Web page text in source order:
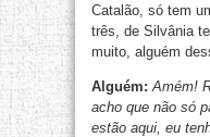
Catalão, só tem
três, de Silvânia
muito, alguém
Alguém: Amém!
acho que não só
estão aqui, eu